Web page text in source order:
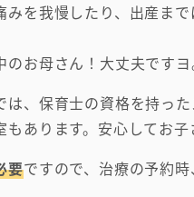
みを我慢したり、出産ま
お母さん！大丈夫ですヨ
は、保育士の資格を持った
もあります。安心してお子
要ですので、治療の予約